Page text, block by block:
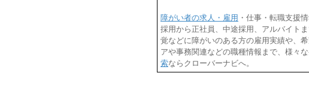
障がい者の求人・雇用 ・仕事・転職支援
採用から正社員、中途採用、アルバイトま
覚などに障がいのある方の雇用実績や、
アや事務関連などの職種情報まで、様々
索ならクローバーナビへ。